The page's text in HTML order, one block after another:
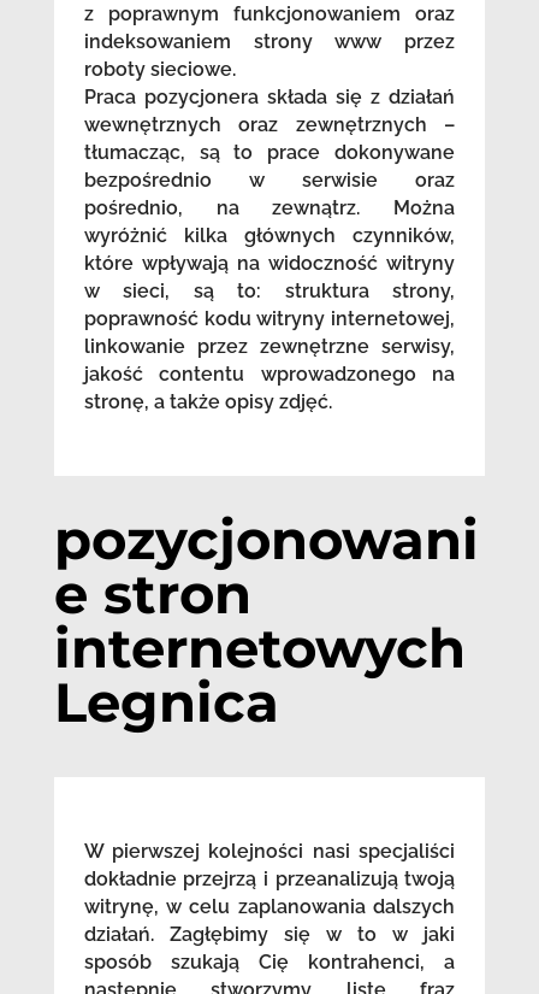
z poprawnym funkcjonowaniem oraz
indeksowaniem strony www przez
roboty sieciowe.
Praca pozycjonera składa się z działań
wewnętrznych oraz zewnętrznych –
tłumacząc, są to prace dokonywane
bezpośrednio w serwisie oraz
pośrednio, na zewnątrz. Można
wyróżnić kilka głównych czynników,
które wpływają na widoczność witryny
w sieci, są to: struktura strony,
poprawność kodu witryny internetowej,
linkowanie przez zewnętrzne serwisy,
jakość contentu wprowadzonego na
stronę, a także opisy zdjęć.
pozycjonowani
e stron
internetowych
Legnica
W pierwszej kolejności nasi specjaliści
dokładnie przejrzą i przeanalizują twoją
witrynę, w celu zaplanowania dalszych
działań. Zagłębimy się w to w jaki
sposób szukają Cię kontrahenci, a